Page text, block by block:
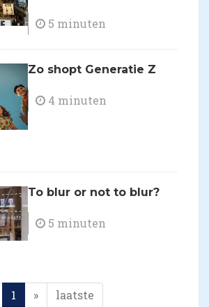
5 minuten
Zo shopt Generatie Z
4 minuten
To blur or not to blur?
5 minuten
1 » laatste